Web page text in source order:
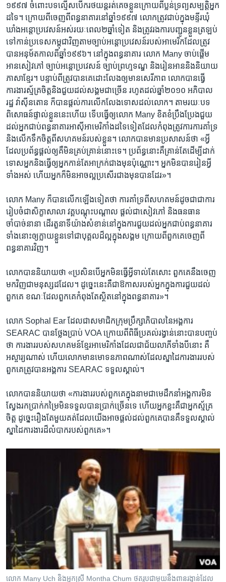
១៩៩៧ ចំពោះ​បទល្មើស​បើក​រថយន្ត​រត់គេច​ខ្លួន​ក្រោយ​ពី​ប្លន់​ទ្រព្យ​សម្បត្តិ​អ្នក​
ដទៃ។ ក្រោយ​ពី​ចេញ​ពី​ពន្ធនាគារ​នៅ​ឆ្នាំ​១៩៩៧ លោក​ត្រូវ​ជាប់​ក្នុង​មន្ទីរ​ឃុំ
ឃាំង​អន្តោប្រវេសន៍​អស់​រយៈពេល​២​ឆ្នាំ​ទៀត និង​ត្រូវ​រង​ការ​បញ្ជូន​ខ្លួន​ត្រឡប់​
ទៅ​កាន់​ប្រទេស​កម្ពុជា​វិញ​តាម​ច្បាប់​អន្តោប្រវេសន៍​របស់​អាមេរិក​ដែល​ត្រូវ​
បាន​អនុម័ត​កាល​ពី​ឆ្នាំ​១៩៩៦។ នៅ​ក្នុង​ពន្ធនាគារ លោក Many ចាប់​ផ្តើម​
អាន​សៀវភៅ ច្បាប់​អន្តោប្រវេសន៍ ច្បាប់​ព្រហ្មទណ្ឌ និង​រៀន​អាន​និង​និយាយ​
ភាសាខ្មែរ។ បន្ទាប់​ពី​ត្រូវ​បាន​គេ​ដោះលែង​ឲ្យ​មាន​សេរីភាព លោក​បាន​ធ្វើ​
ការងារ​ស្ម័គ្រ​ចិត្ត​និង​ជួយ​ដល់​សង្គម​ជាច្រើន រហូត​ដល់ឆ្នាំ​២០១០ អភិបាល​
រដ្ឋ វ៉ាស៊ីនតោន ក៏​បាន​ផ្តល់ការ​លើកលែងទោស​ដល់​លោក​។ ​តាមរយៈ​បទ
ពិសោធន៍​ផ្ទាល់​ខ្លួន​នេះ​ហើយ ទើប​ធ្វើ​ឲ្យ​លោក​ Many ខិតខំប្រឹងប្រែង​ជួយ​
ដល់​អ្នក​ជាប់​ពន្ធនាគារ​អាស៊ី​អាមេរិកាំង​ដទៃទៀត​ដែល​កំពុង​ត្រូវ​ការ​ការ​គាំទ្រ​
និង​លើក​ទឹកចិត្ត​ពី​សហគមន៍​របស់​ខ្លួន។ លោក​បាន​មាន​ប្រសាសន៍​ថា «អ្វី​
ដែល​ប្រព័ន្ធ​ផ្តល់​ឲ្យ​គឺ​មិន​គ្រប់គ្រាន់​នោះ​ទេ។ ប្រព័ន្ធ​នោះ​គឺ​គ្រាន់​តែ​ដើម្បី​ដាក់​
ទោស​អ្នក​និង​ធ្វើ​ឲ្យ​អ្នក​កាន់​តែ​អាក្រក់​ជាង​មុន​ប៉ុណ្ណោះ។ អ្នក​មិនបាន​រៀនអ្វី​
ទាំងអស់ ហើយ​អ្នក​ក៏​មិន​អាច​ល្អ​ប្រសើរ​ជាង​មុន​បាន​ដែរ»។
លោក Many ក៏​បាន​លើកឡើង​ទៀត​ថា ការ​គាំទ្រ​ពី​សហគមន៍​ដូចជា​ជា​ការ​
រៀបចំ​ជា​សិក្ខាសាលា វគ្គ​បណ្តុះបណ្តាល ផ្តល់​ជា​សៀវភៅ និង​ធនធាន​
ចាំបាច់​នានា ដើរ​តួនាទី​យ៉ាង​សំខាន់​នៅ​ក្នុង​ការ​ជួយដល់​អ្នក​ជាប់​ពន្ធនាគារ​
ទាំង​នោះ​ឲ្យ​ក្លាយ​ខ្លួន​ទៅ​ជា​បុគ្គល​ដ៏​ល្អក្នុង​សង្គម ក្រោយ​ពី​ពួកគេ​ចេញ​ពី​
ពន្ធនាគារ​វិញ។
លោក​បាន​និយាយ​ថា «ប្រសិន​បើ​អ្នក​មិន​ធ្វើ​អ្វី​ទាល់​តែ​សោះ ពួកគេ​នឹង​ចេញ​
មក​វិញ​ជា​មនុស្ស​ដដែល។ ដូច្នេះ​នេះ​គឺ​ជា​ឱកាស​របស់​អ្នក​ក្នុង​ការ​ជួយ​ដល់​
ពួកគេ​ ខណៈ​ដែល​ពួកគេ​កំពុង​តែ​ស្ថិត​នៅ​ក្នុង​ពន្ធនាគារ»។
លោក Sophal Ear ដែល​ជា​សមាជិក​ក្រុមប្រឹក្សាភិបាល​នៃ​អង្គការ
SEARAC បាន​ថ្លែង​ប្រាប់ VOA ក្រោយ​ពី​ពិធី​ប្រគល់​រង្វាន់​នោះ​បាន​បញ្ចប់​
ថា ការងារ​របស់​សហគមន៍​ខ្មែរ​អាមេរិកាំង​ដែល​ជា​ជ័យលាភី​ទាំងបី​នោះ គឺ​
អស្ចារ្យ​ណាស់ ហើយ​លោក​មាន​មោទនភាព​ណាស់​ដែល​ស្នាដៃ​ការងារ​របស់​
ពួកគេ​ត្រូវ​បាន​អង្គការ SEARAC ទទួល​ស្គាល់។
លោក​បាន​និយាយ​ថា «ការងារ​របស់​ពួកគេ​ក្នុង​នាម​ជា​មេដឹកនាំ​អង្គការ​មិន​
ស្វែងរក​ប្រាក់​កម្រៃ​មិន​ទទួល​បាន​ប្រាក់​ច្រើន​ទេ ហើយ​អ្នក​ខ្លះ​គឺ​ជា​អ្នក​ស្ម័គ្រ
ចិត្ត ដូច្នេះ​រឿង​តែ​មួយ​គត់​ដែល​យើង​អាច​ផ្តល់​ដល់​ពួកគេ​បាន​គឺ​ទទួល​ស្គាល់​
ស្នាដៃ​ការងារ​ដ៏​លំបាក​របស់​ពួកគេ»។
លោក Many Uch និង​អ្នកស្រី Montha Chum ថតរូប​ជាមួយ​នឹង​ពានរង្វាន់​ដែល​